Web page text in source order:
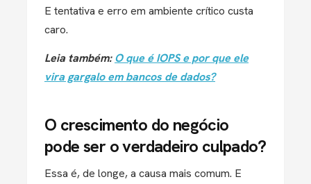
E tentativa e erro em ambiente crítico custa
caro.
Leia também:O que é IOPS e por que ele
vira gargalo em bancos de dados?
O crescimento do negócio
pode ser o verdadeiro culpado?
Essa é, de longe, a causa mais comum. E